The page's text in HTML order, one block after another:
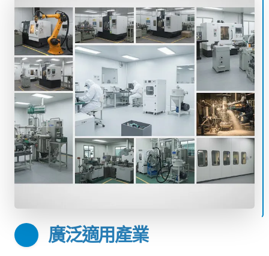
廣泛適用產業